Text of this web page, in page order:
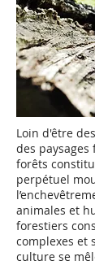
Loin d'être
des paysages
forêts
perpétuel
animales et
forestiers
complexes et
culture se